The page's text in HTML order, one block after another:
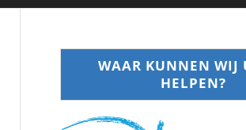
WAAR KUNNEN WIJ
HELPEN?